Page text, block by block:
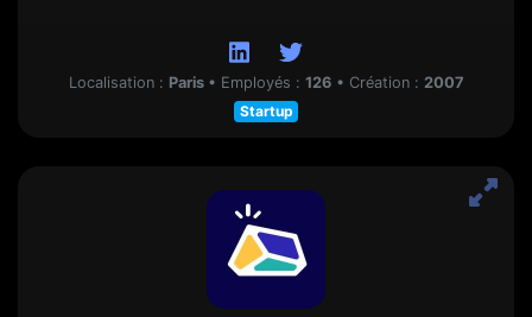
Localisation : Paris • Employés : 126 • Création : 2007
Startup